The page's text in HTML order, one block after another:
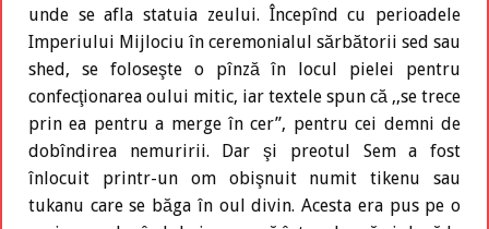
unde se afla statuia zeului. Începînd cu perioadele
Imperiului Mijlociu în ceremonialul sărbătorii sed sau
shed, se foloseşte o pînză în locul pielei pentru
confecţionarea oului mitic, iar textele spun că ,,se trece
prin ea pentru a merge în cer”, pentru cei demni de
dobîndirea nemuririi. Dar şi preotul Sem a fost
înlocuit printr-un om obişnuit numit tikenu sau
tukanu care se băga în oul divin. Acesta era pus pe o